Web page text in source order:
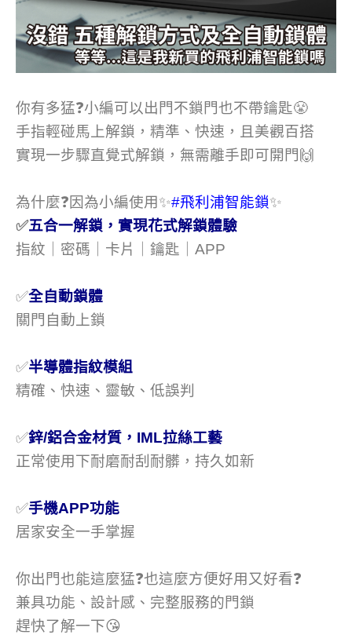
你有多猛❓小編可以出門不鎖門也不帶鑰匙😤
手指輕碰馬上解鎖，精準、快速，且美觀百搭
實現一步驟直覺式解鎖，無需離手即可開門🙌
為什麼❓因為小編使用✨#飛利浦智能鎖✨
✅五合一解鎖，實現花式解鎖體驗
指紋｜密碼｜卡片｜鑰匙｜APP
✅全自動鎖體
關門自動上鎖
✅半導體指紋模組
精確、快速、靈敏、低誤判
✅鋅/鋁合金材質，IML拉絲工藝
正常使用下耐磨耐刮耐髒，持久如新
✅手機APP功能
居家安全一手掌握
你出門也能這麼猛❓也這麼方便好用又好看❓
兼具功能、設計感、完整服務的門鎖
趕快了解一下😘